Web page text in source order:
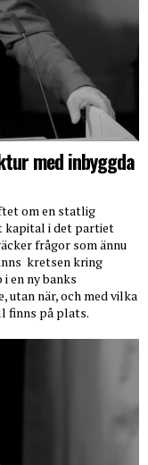
med inbyggda
om en statlig
kapital i det partiet
frågor som ännu
kretsen kring
en ny banks
när, och med vilka
finns på plats.